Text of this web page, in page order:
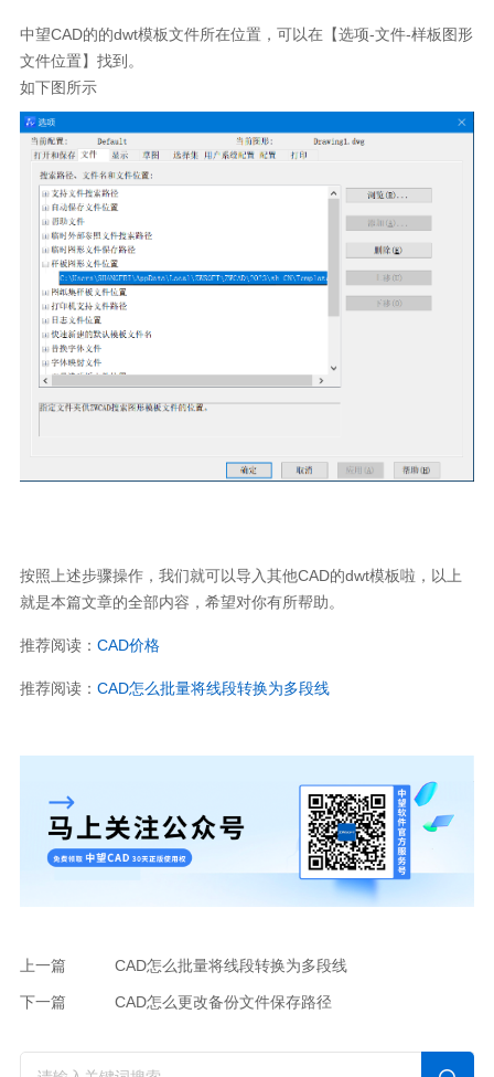
中望CAD的的dwt模板文件所在位置，可以在【选项-文件-样板图形
文件位置】找到。
如下图所示
按照上述步骤操作，我们就可以导入其他CAD的dwt模板啦，以上
就是本篇文章的全部内容，希望对你有所帮助。
推荐阅读： CAD价格
推荐阅读： CAD怎么批量将线段转换为多段线
上一篇 CAD怎么批量将线段转换为多段线
下一篇 CAD怎么更改备份文件保存路径